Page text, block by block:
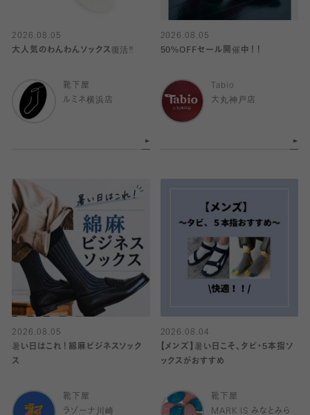
2026.08.05
大人気のわんわんソックス復活‼️
靴下屋
ルミネ横浜店
2026.08.05
50%OFFセール開催中！！
Tabio
大丸神戸店
2026.08.05
暑い日はこれ！綿麻ビジネスソック
ス
靴下屋
ラゾーナ川崎
2026.08.04
【メンズ】暑い日こそ、タビ・5本指ソ
ックスがおすすめ
靴下屋
MARK IS みなとみら